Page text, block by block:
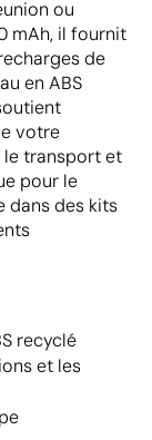
ou
mAh, il fournit
de
en ABS
votre
le transport et
pour le
dans des kits
recyclé
et les